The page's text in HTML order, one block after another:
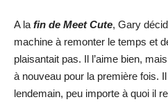
A la fin de Meet Cute, Gary
machine à remonter le temps et
plaisantait pas. Il l’aime bien,
à nouveau pour la première fois.
lendemain, peu importe à quoi il